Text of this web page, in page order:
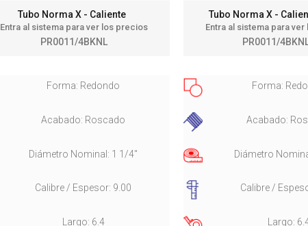
Tubo Norma X - Caliente
Entra al sistema para ver los precios
PR0011/4BKNL
Tubo Norma X -
Entra al sistema para
PR0011/
Forma: Redondo
Acabado: Roscado
Diámetro Nominal: 1 1/4"
Calibre / Espesor: 9.00
Largo: 6.4
Forma:
Acabado:
Diámetro
Calibre /
Largo: